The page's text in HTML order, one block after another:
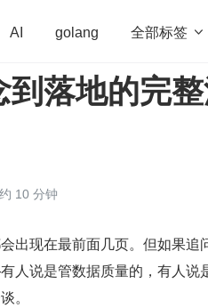
AI golang 全部标签 
学习方法 Web3.0 高
落地的完
10 分钟
出现在最前面几页。但如果追
人说是管数据质量的，有人说
。